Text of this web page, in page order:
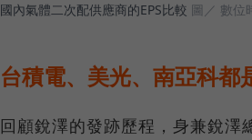
國內氣體二次配供應商的EPS比較 圖／ 數位
台積電、美光、南亞科
回顧銳澤的發跡歷程，身兼銳澤